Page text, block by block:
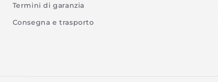
Termini di garanzia
Consegna e trasporto